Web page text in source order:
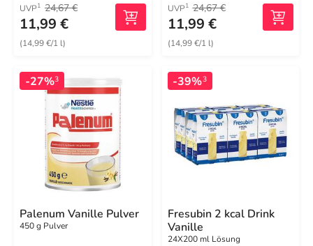
UVP1 24,67 €
11,99 €
(14,99 €/1 l)
UVP1 24,67 €
11,99 €
(14,99 €/1 l)
-27%3
Palenum Vanille Pulver
450 g Pulver
-39%3
Fresubin 2 kcal Drink
Vanille
24X200 ml Lösung